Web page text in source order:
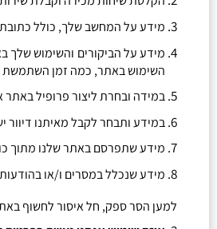
מידע על המחשב שלך, כולל
מידע על הביקורים והשימוש שלך
השימוש באתר, כמה זמן השתמשת
במידה ובחרת ליצור פרופיל
במידע ותבחר לקבל מאיתנו דיוור
מידע שתפרסם באתר שלנו מתוך
מידע שנכלל במסרים ו/או
למען הסר ספק, חל איסור לחשוף